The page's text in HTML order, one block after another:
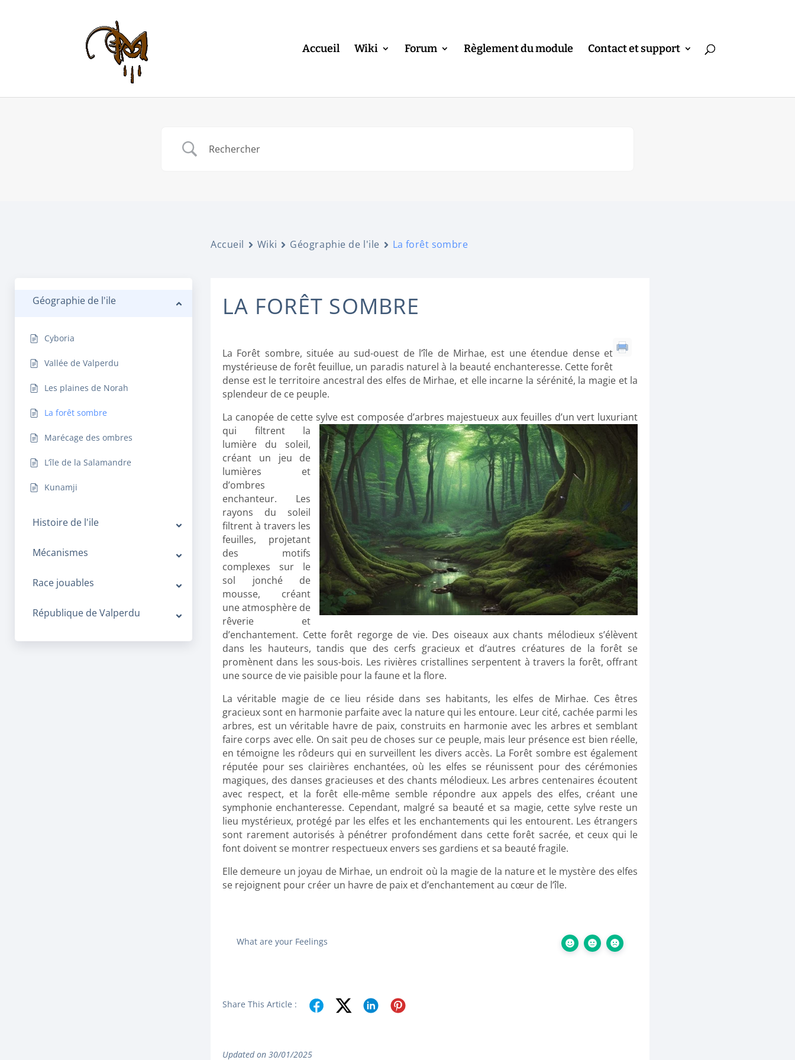
Accueil Wiki Forum Règlement du module Contact et support
Géographie de l'ile
Cyboria
Vallée de Valperdu
Les plaines de Norah
La forêt sombre
Marécage des ombres
L’île de la Salamandre
Kunamji
Histoire de l'ile
Mécanismes
Race jouables
République de Valperdu
Accueil Wiki Géographie de l'ile La forêt sombre
LA FORÊT SOMBRE
La Forêt sombre, située au sud-ouest de l’île de Mirhae, est une étendue dense et
mystérieuse de forêt feuillue, un paradis naturel à la beauté enchanteresse. Cette forêt
dense est le territoire ancestral des elfes de Mirhae, et elle incarne la sérénité, la magie et la
splendeur de ce peuple.
La canopée de cette sylve est composée d’arbres majestueux aux feuilles d’un vert luxuriant
qui filtrent la
lumière du soleil,
créant un jeu de
lumières et
d’ombres
enchanteur. Les
rayons du soleil
filtrent à travers les
feuilles, projetant
des motifs
complexes sur le
sol jonché de
mousse, créant
une atmosphère de
rêverie et
d’enchantement. Cette forêt regorge de vie. Des oiseaux aux chants mélodieux s’élèvent
dans les hauteurs, tandis que des cerfs gracieux et d’autres créatures de la forêt se
promènent dans les sous-bois. Les rivières cristallines serpentent à travers la forêt, offrant
une source de vie paisible pour la faune et la flore.
La véritable magie de ce lieu réside dans ses habitants, les elfes de Mirhae. Ces êtres
gracieux sont en harmonie parfaite avec la nature qui les entoure. Leur cité, cachée parmi les
arbres, est un véritable havre de paix, construits en harmonie avec les arbres et semblant
faire corps avec elle. On sait peu de choses sur ce peuple, mais leur présence est bien réelle,
en témoigne les rôdeurs qui en surveillent les divers accès. La Forêt sombre est également
réputée pour ses clairières enchantées, où les elfes se réunissent pour des cérémonies
magiques, des danses gracieuses et des chants mélodieux. Les arbres centenaires écoutent
avec respect, et la forêt elle-même semble répondre aux appels des elfes, créant une
symphonie enchanteresse. Cependant, malgré sa beauté et sa magie, cette sylve reste un
lieu mystérieux, protégé par les elfes et les enchantements qui les entourent. Les étrangers
sont rarement autorisés à pénétrer profondément dans cette forêt sacrée, et ceux qui le
font doivent se montrer respectueux envers ses gardiens et sa beauté fragile.
Elle demeure un joyau de Mirhae, un endroit où la magie de la nature et le mystère des elfes
se rejoignent pour créer un havre de paix et d’enchantement au cœur de l’île.
What are your Feelings
Share This Article :
Updated on 30/01/2025